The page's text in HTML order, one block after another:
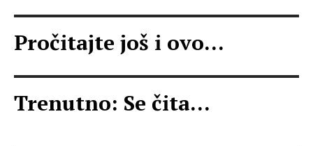
Pročitajte još i ovo...
Trenutno: Se čita...